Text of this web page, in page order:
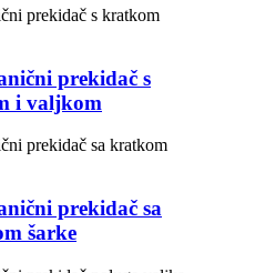
prekidač s
i valjkom
prekidač sa
šarke